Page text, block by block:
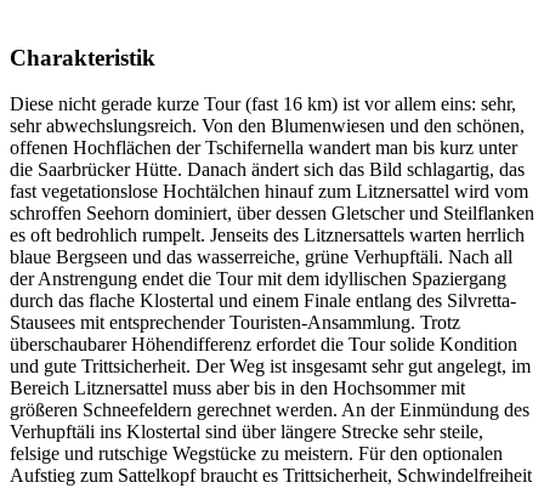
Charakteristik
Diese nicht gerade kurze Tour (fast 16 km) ist vor allem eins: sehr,
sehr abwechslungsreich. Von den Blumenwiesen und den schönen,
offenen Hochflächen der Tschifernella wandert man bis kurz unter
die Saarbrücker Hütte. Danach ändert sich das Bild schlagartig, das
fast vegetationslose Hochtälchen hinauf zum Litznersattel wird vom
schroffen Seehorn dominiert, über dessen Gletscher und Steilflanken
es oft bedrohlich rumpelt. Jenseits des Litznersattels warten herrlich
blaue Bergseen und das wasserreiche, grüne Verhupftäli. Nach all
der Anstrengung endet die Tour mit dem idyllischen Spaziergang
durch das flache Klostertal und einem Finale entlang des Silvretta-
Stausees mit entsprechender Touristen-Ansammlung. Trotz
überschaubarer Höhendifferenz erfordet die Tour solide Kondition
und gute Trittsicherheit. Der Weg ist insgesamt sehr gut angelegt, im
Bereich Litznersattel muss aber bis in den Hochsommer mit
größeren Schneefeldern gerechnet werden. An der Einmündung des
Verhupftäli ins Klostertal sind über längere Strecke sehr steile,
felsige und rutschige Wegstücke zu meistern. Für den optionalen
Aufstieg zum Sattelkopf braucht es Trittsicherheit, Schwindelfreiheit